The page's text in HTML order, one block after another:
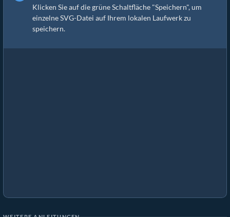
Klicken Sie auf die grüne Schaltfläche "Speichern", um
einzelne SVG-Datei auf Ihrem lokalen Laufwerk zu
speichern.